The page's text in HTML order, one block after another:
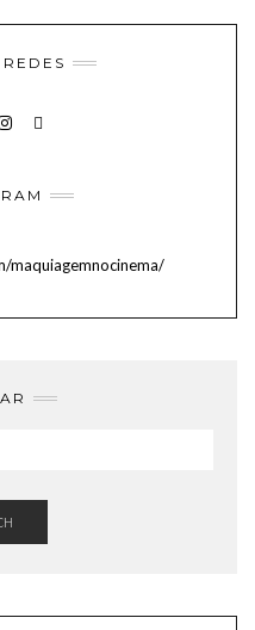
maquiagemnocinema/